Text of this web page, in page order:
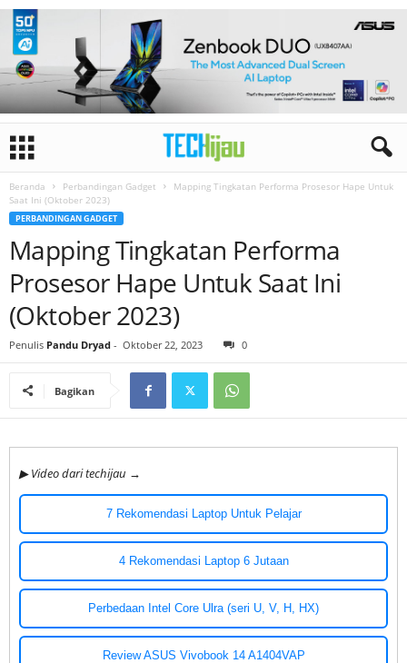
Beranda Perbandingan Gadget
Mapping Tingkatan Performa Prosesor Hape Untuk
Saat Ini (Oktober 2023)
PERBANDINGAN GADGET
Mapping Tingkatan Performa
Prosesor Hape Untuk Saat Ini
(Oktober 2023)
Penulis Pandu Dryad - Oktober 22, 2023 0
Bagikan
▶ Video dari techijau →
7 Rekomendasi Laptop Untuk Pelajar
4 Rekomendasi Laptop 6 Jutaan
Perbedaan Intel Core Ulra (seri U, V, H, HX)
Review ASUS Vivobook 14 A1404VAP